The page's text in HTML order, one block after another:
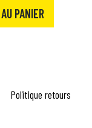
PANIER
Politique retours